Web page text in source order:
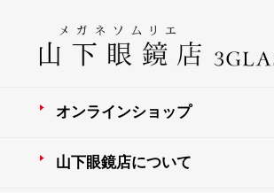
オンラインショップ
山下眼鏡店について